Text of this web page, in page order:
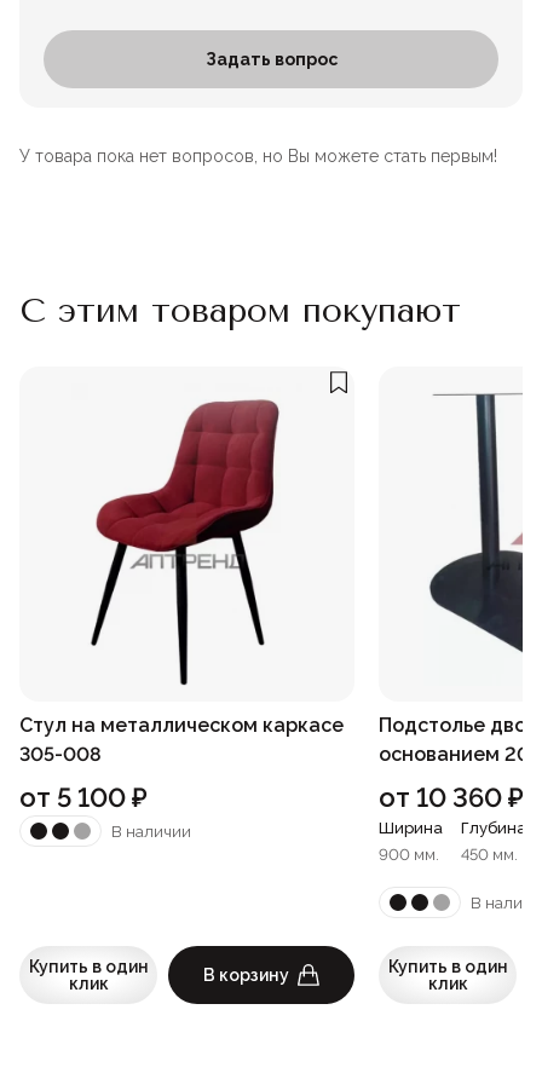
Задать вопрос
У товара пока нет вопросов, но Вы можете стать первым!
С этим товаром покупают
Стул на металлическом каркасе
305-008
от 5 100₽
В наличии
Купить в один
клик
В корзину
Подстолье
основанием
от 10 360₽
Ширина
900 мм.
Глубина
450 мм.
В
Купить в один
клик